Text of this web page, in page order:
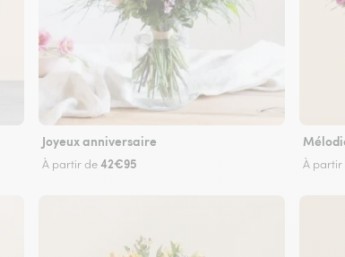
Joyeux anniversaire
À partir de42€95 À partir